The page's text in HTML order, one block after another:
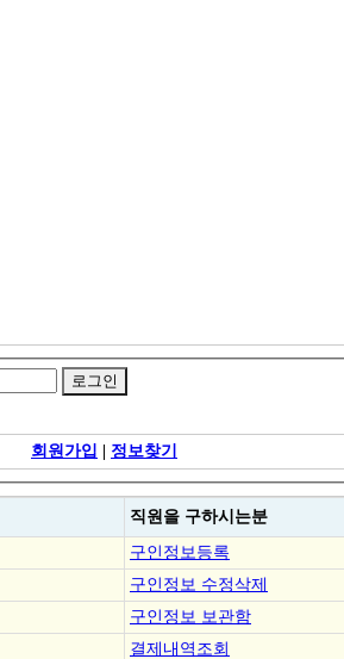
회원가입 | 정보찾기
직원을 구하시는분
구인정보등록
구인정보 수정삭제
구인정보 보관함
결제내역조회